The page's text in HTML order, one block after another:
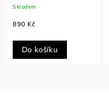
Skladem
890 Kč
Do košíku